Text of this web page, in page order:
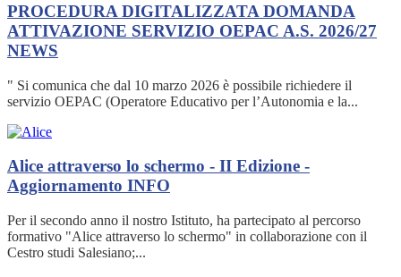
PROCEDURA DIGITALIZZATA DOMANDA
ATTIVAZIONE SERVIZIO OEPAC A.S. 2026/27
NEWS
" Si comunica che dal 10 marzo 2026 è possibile richiedere il
servizio OEPAC (Operatore Educativo per l’Autonomia e la...
Alice attraverso lo schermo - II Edizione -
Aggiornamento INFO
Per il secondo anno il nostro Istituto, ha partecipato al percorso
formativo "Alice attraverso lo schermo" in collaborazione con il
Cestro studi Salesiano;...